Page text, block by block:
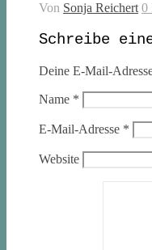
Von Sonja Reichert 0
Schreibe
Deine E-Mail-
Name *
E-Mail-Adresse *
Website